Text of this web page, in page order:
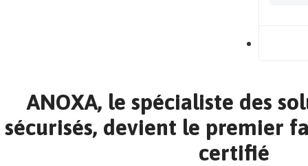
ANOXA, le spécialiste des
sécurisés, devient le premier
certifié